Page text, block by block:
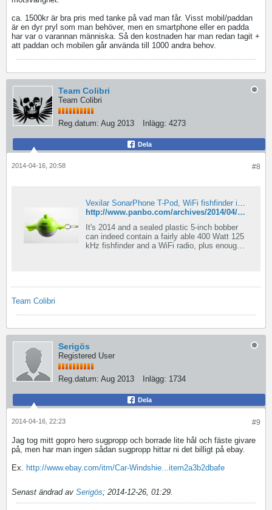
ca. 1500kr är bra pris med tanke på vad man får. Visst mobil/paddan
är en dyr pryl som man behöver, men en smartphone eller en padda
har var o varannan människa. Så den kostnaden har man redan tagit +
att paddan och mobilen går använda till 1000 andra behov.
Team Colibri
Team Colibri
Reg.datum: Aug 2013 Inlägg: 4273
Dela
#8
2014-04-16, 20:58
http://www.panbo.com/archives/2014/04/vexilar_sonarphone_t-pod_wifi_fishfinder_in_a_bobber.html
It's 2014 and a sealed plastic 5-inch bobber
can indeed contain a fairly able 400 Watt 125
kHz fishfinder and a WiFi radio, plus enough
iPad (or Android tablet) boaters do indeed
have a fishfinder option...
Team Colibri
Serigös
Registered User
Reg.datum: Aug 2013 Inlägg: 1734
Dela
#9
2014-04-16, 22:23
Jag tog mitt gopro hero sugpropp och borrade lite hål och fäste givare
på, men har man ingen sådan sugpropp hittar ni det billigt på ebay.
Ex. http://www.ebay.com/itm/Car-Windshie...item2a3b2dbafe
Senast ändrad av Serigös; 2014-12-26, 01:29